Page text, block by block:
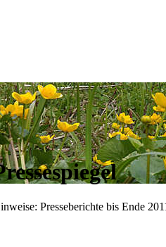
Presseberichte bis Ende